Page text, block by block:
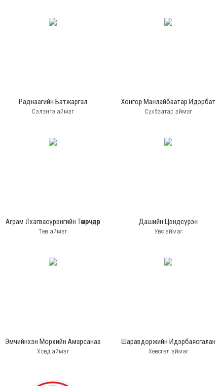
Раднаагийн Батжаргал
Сэлэнгэ аймаг
Хонгор Манлайбаатар Идэрбат
Сүхбаатар аймаг
Аграм Лхагвасүрэнгийн Төмөрчөдөр
Төв аймаг
Дашийн Цэндсүрэн
Увс аймаг
Эмчийнхэн Морхийн Амарсанаа
Ховд аймаг
Шаравдоржийн Идэрбаясгалан
Хөвсгөл аймаг